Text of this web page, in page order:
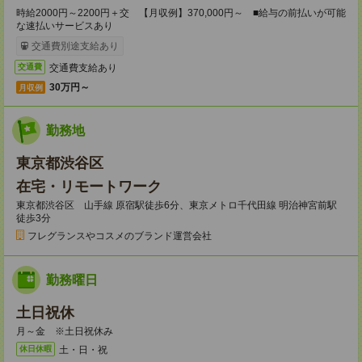
時給2000円～2200円＋交 【月収例】370,000円～ ■給与の前払いが可能
な速払いサービスあり
交通費別途支給あり
交通費 交通費支給あり
月収例 30万円～
勤務地
東京都渋谷区
在宅・リモートワーク
東京都渋谷区 山手線 原宿駅徒歩6分、東京メトロ千代田線 明治神宮前駅
徒歩3分
フレグランスやコスメのブランド運営会社
勤務曜日
土日祝休
月～金 ※土日祝休み
休日休暇 土・日・祝